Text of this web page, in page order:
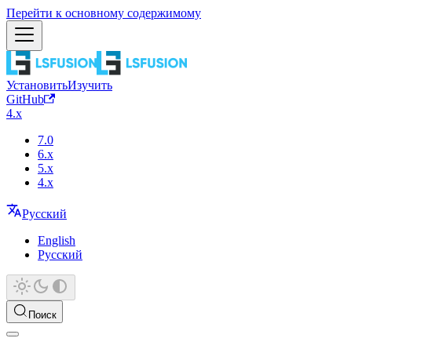
Перейти к основному содержимому
УстановитьИзучить
GitHub
4.x
7.0
6.x
5.x
4.x
Русский
English
Русский
Поиск